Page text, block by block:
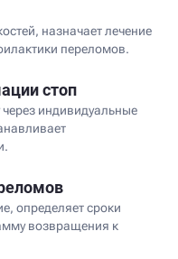
назначает лечение
переломов.
стоп
через индивидуальные
определяет сроки
возвращения к